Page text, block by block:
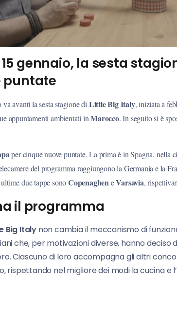
gennaio, la sesta
puntate
avanti la sesta stagione di Little Big Italy, iniziata a
appuntamenti ambientati inMarocco. In seguito si è
per cinque nuove puntate. La prima è in Spagna, nella
del programma raggiungono la Germania e la
due tappe sonoCopenagheneVarsavia,
il programma
Big Italy non cambia il meccanismo di
che, per motivazioni diverse, hanno deciso
Ciascuno di loro accompagna gli altri
rispettando nel migliore dei modi la cucina e